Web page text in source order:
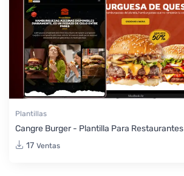
Plantillas
Cangre Burger - Plantilla Para Restaurantes
17 Ventas